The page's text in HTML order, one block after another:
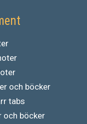
och böcker
tabs
och böcker